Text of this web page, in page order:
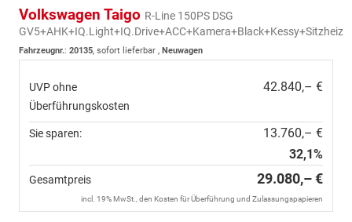
Volkswagen Taigo R-Line 150PS DSG
GV5+AHK+IQ.Light+IQ.Drive+ACC+Kamera+Black+Kessy+Sitzheiz
Fahrzeugnr.: 20135, sofort lieferbar , Neuwagen
UVP ohne
Überführungskosten
42.840,– €
Sie sparen:
13.760,– €
32,1%
Gesamtpreis 29.080,– €
incl. 19% MwSt., den Kosten für Überführung und Zulassungspapieren